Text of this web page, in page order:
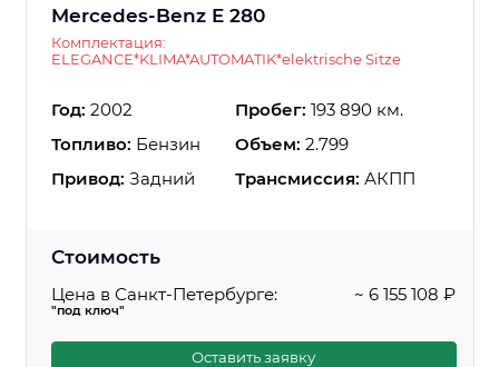
Mercedes-Benz E 280
Комплектация:
ELEGANCE*KLIMA*AUTOMATIK*elektrische Sitze
Год: 2002 Пробег: 193 890 км.
Топливо: Бензин Объем: 2.799
Привод: Задний Трансмиссия: АКПП
Стоимость
Цена в Санкт-Петербурге:
"под ключ"
~ 6 155 108 ₽
Оставить заявку